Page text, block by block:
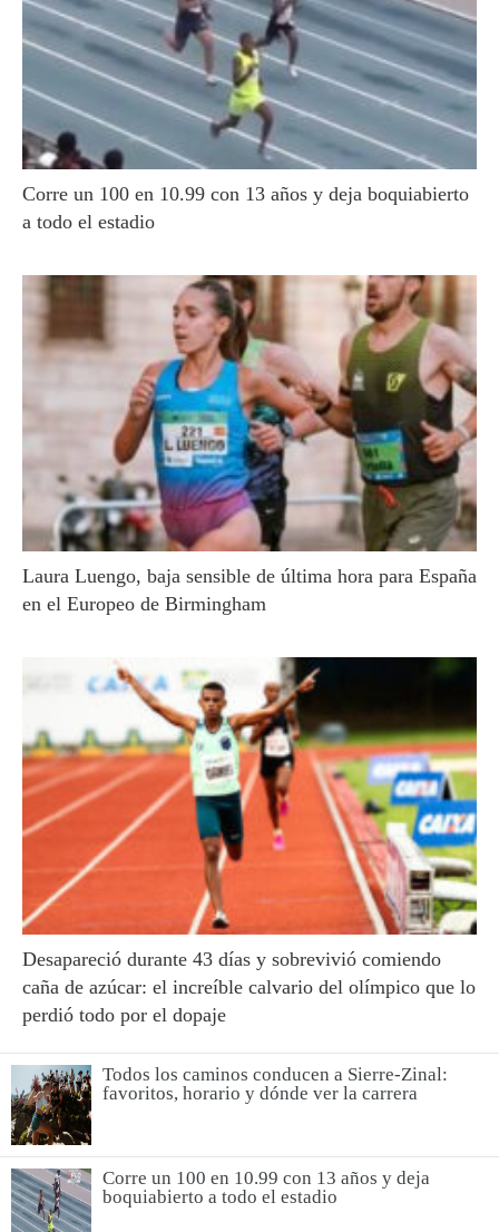
Corre un 100 en 10.99 con 13 años y deja boquiabierto
a todo el estadio
Laura Luengo, baja sensible de última hora para España
en el Europeo de Birmingham
Desapareció durante 43 días y sobrevivió comiendo
caña de azúcar: el increíble calvario del olímpico que lo
perdió todo por el dopaje
Todos los caminos conducen a Sierre-Zinal:
favoritos, horario y dónde ver la carrera
Corre un 100 en 10.99 con 13 años y deja
boquiabierto a todo el estadio